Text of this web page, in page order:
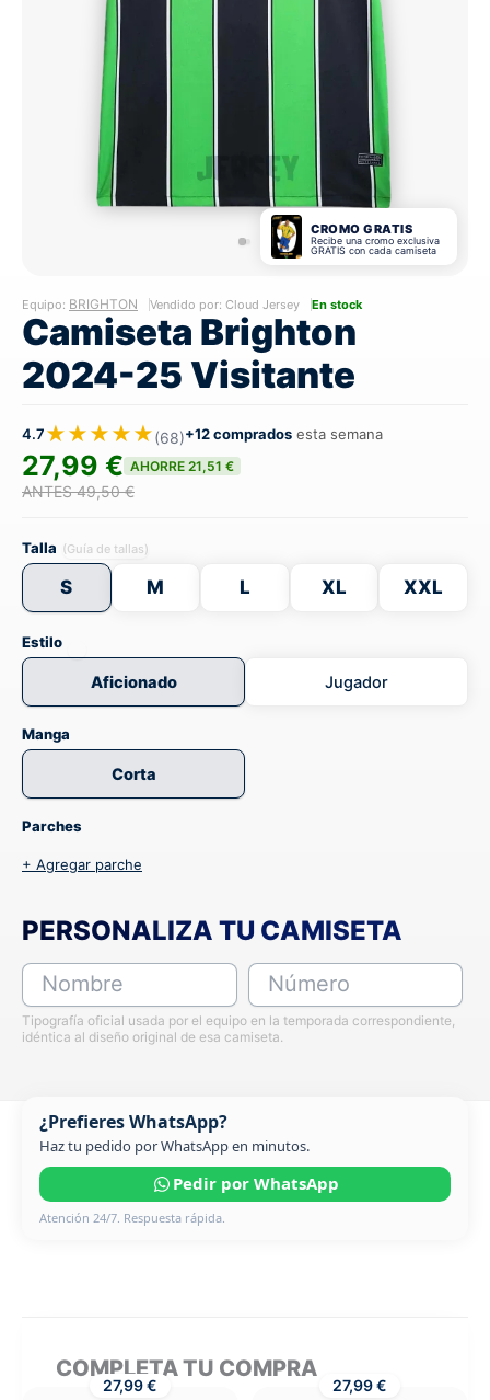
CROMO GRATIS
Recibe una cromo exclusiva
GRATIS con cada camiseta
Equipo: BRIGHTON Vendido por: Cloud Jersey En stock
Camiseta Brighton
2024-25 Visitante
4.7★★★★★(68)+12 comprados esta semana
27,99 € AHORRE 21,51 €
ANTES 49,50 €
Talla (Guía de tallas)
S M L XL XXL
Estilo
Aficionado Jugador
Manga
Corta
Parches
+ Agregar parche
PERSONALIZA TU CAMISETA
Nombre Número
Tipografía oficial usada por el equipo en la temporada correspondiente,
idéntica al diseño original de esa camiseta.
¿Prefieres WhatsApp?
Haz tu pedido por WhatsApp en minutos.
Pedir por WhatsApp
Atención 24/7. Respuesta rápida.
COMPLETA TU COMPRA
27,99 € 27,99 €